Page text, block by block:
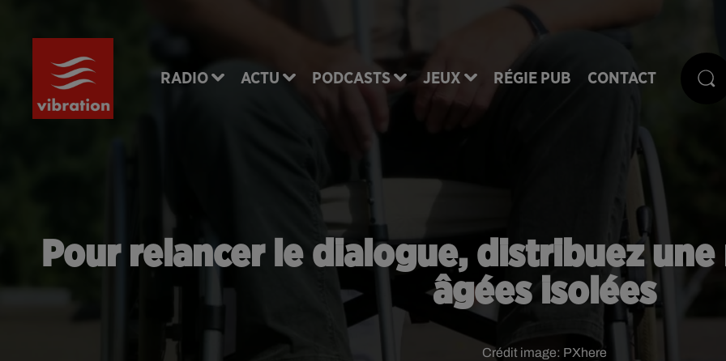
RADIO ACTU PODCASTS JEUX RÉGIE PUB CONTACT
Pour relancer le dialogue, distribuez
âgées isolées
Crédit image: PXhere